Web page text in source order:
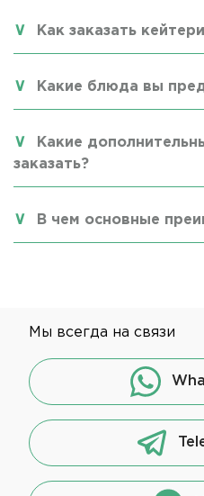
Как заказать
Какие блюда вы
Какие
заказать?
В чем основные
Мы всегда на связи